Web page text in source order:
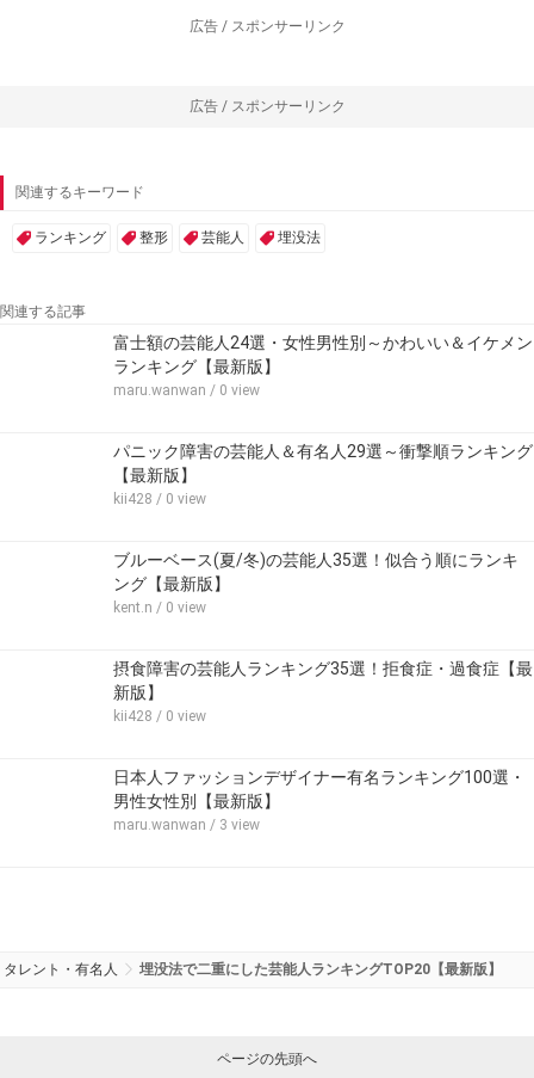
広告 / スポンサーリンク
広告 / スポンサーリンク
関連するキーワード
ランキング 整形 芸能人 埋没法
関連する記事
富士額の芸能人24選・女性男性別～かわいい＆イケメン
ランキング【最新版】
maru.wanwan / 0 view
パニック障害の芸能人＆有名人29選～衝撃順ランキング
【最新版】
kii428 / 0 view
ブルーベース(夏/冬)の芸能人35選！似合う順にランキ
ング【最新版】
kent.n / 0 view
摂食障害の芸能人ランキング35選！拒食症・過食症【最
新版】
kii428 / 0 view
日本人ファッションデザイナー有名ランキング100選・
男性女性別【最新版】
maru.wanwan / 3 view
タレント・有名人 埋没法で二重にした芸能人ランキングTOP20【最新版】
ページの先頭へ